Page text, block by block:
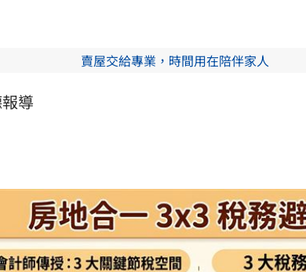
一句話」讓星認定他
黃酥、老店蛋捲開搶
勞 8點檔男星曝內幕 14:36
週恐又有熱帶擾動 14:36
姜厚任女友回應了 14:33
賣屋交給專業，時間用在陪伴家人
導